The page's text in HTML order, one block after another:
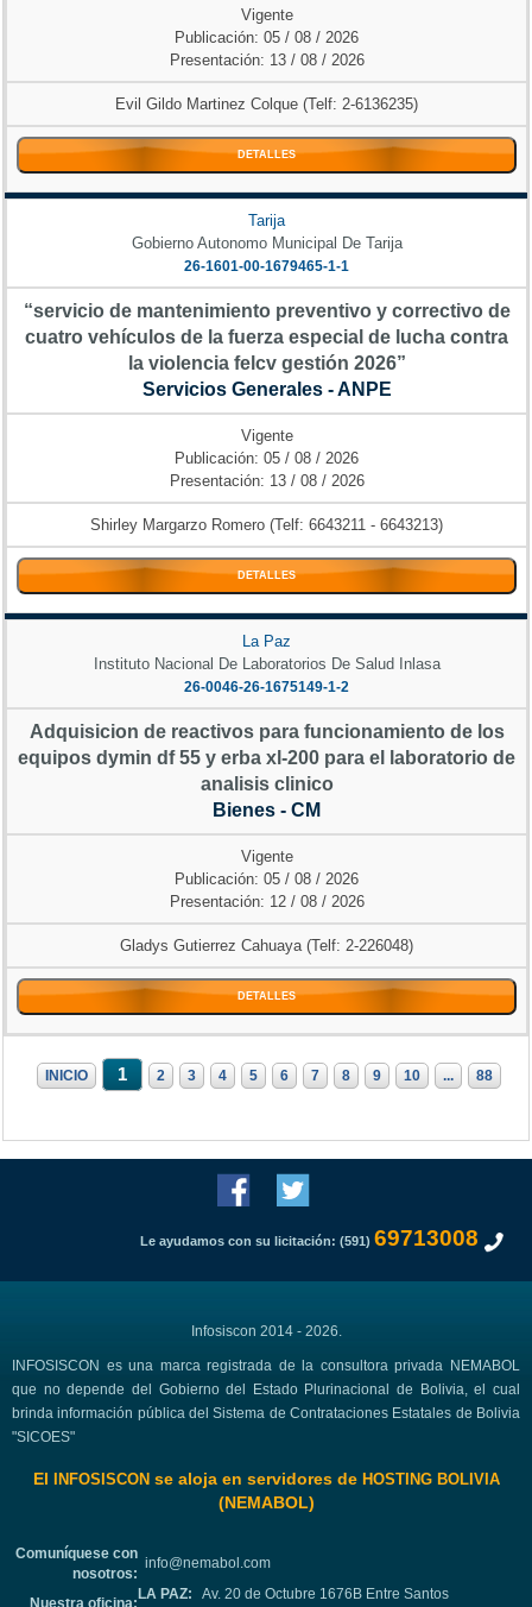
Vigente
Publicación: 05 / 08 / 2026
Presentación: 13 / 08 / 2026
Evil Gildo Martinez Colque (Telf: 2-6136235)
DETALLES
Tarija
Gobierno Autonomo Municipal De Tarija
26-1601-00-1679465-1-1
“servicio de mantenimiento preventivo y correctivo de
cuatro vehículos de la fuerza especial de lucha contra
la violencia felcv gestión 2026”
Servicios Generales - ANPE
Vigente
Publicación: 05 / 08 / 2026
Presentación: 13 / 08 / 2026
Shirley Margarzo Romero (Telf: 6643211 - 6643213)
DETALLES
La Paz
Instituto Nacional De Laboratorios De Salud Inlasa
26-0046-26-1675149-1-2
Adquisicion de reactivos para funcionamiento de los
equipos dymin df 55 y erba xl-200 para el laboratorio de
analisis clinico
Bienes - CM
Vigente
Publicación: 05 / 08 / 2026
Presentación: 12 / 08 / 2026
Gladys Gutierrez Cahuaya (Telf: 2-226048)
DETALLES
INICIO 1 2 3 4 5 6 7 8 9 10 ... 88
Le ayudamos con su licitación: (591) 69713008
Infosiscon 2014 - 2026.
INFOSISCON es una marca registrada de la consultora privada NEMABOL
que no depende del Gobierno del Estado Plurinacional de Bolivia, el cual
brinda información pública del Sistema de Contrataciones Estatales de Bolivia
"SICOES"
El INFOSISCONse aloja en servidores de HOSTING BOLIVIA
(NEMABOL)
Comuníquese con
nosotros:
info@nemabol.com
Nuestra oficina:
LA PAZ: Av. 20 de Octubre 1676B Entre Santos